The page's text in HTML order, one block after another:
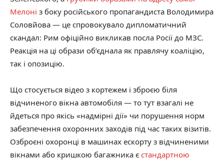
Мелоні з боку російського пропагандиста Володимира
Соловйова — це спровокувало дипломатичний
скандал: Рим офіційно викликав посла Росії до МЗС.
Реакція на ці образи об’єднала як правлячу коаліцію,
так і опозицію.
Що стосується відео з кортежем і зброєю біля
відчиненого вікна автомобіля — то тут взагалі не
йдеться про якісь «надмірні дії» чи порушення норм
забезпечення охоронних заходів під час таких візитів.
Озброєні охоронці в машинах ескорту з відчиненими
вікнами або кришкою багажника є стандартною